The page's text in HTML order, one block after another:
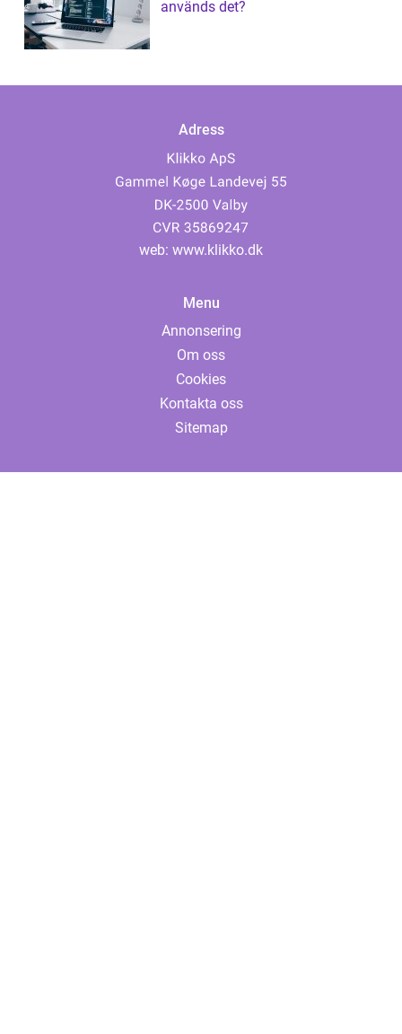
används det?
Adress
web: www.klikko.dk
Menu
Annonsering
Om oss
Cookies
Kontakta oss
Sitemap